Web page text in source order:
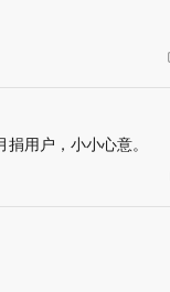
用户，小小心意。